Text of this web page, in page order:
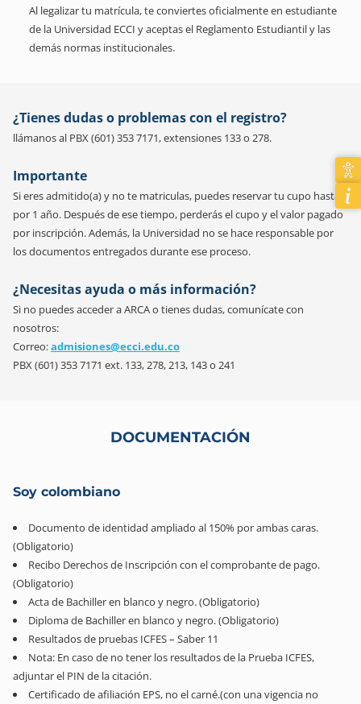
Al legalizar tu matrícula, te conviertes oficialmente en estudiante
de la Universidad ECCI y aceptas el Reglamento Estudiantil y las
demás normas institucionales.
¿Tienes dudas o problemas con el registro?
llámanos al PBX (601) 353 7171, extensiones 133 o 278.
Importante
Si eres admitido(a) y no te matriculas, puedes reservar tu cupo hasta
por 1 año. Después de ese tiempo, perderás el cupo y el valor pagado
por inscripción. Además, la Universidad no se hace responsable por
los documentos entregados durante ese proceso.
¿Necesitas ayuda o más información?
Si no puedes acceder a ARCA o tienes dudas, comunícate con
nosotros:
Correo:admisiones@ecci.edu.co
PBX (601) 353 7171 ext. 133, 278, 213, 143 o 241
DOCUMENTACIÓN
Soy colombiano
Documento de identidad ampliado al 150% por ambas caras.
(Obligatorio)
Recibo Derechos de Inscripción con el comprobante de pago.
(Obligatorio)
Acta de Bachiller en blanco y negro. (Obligatorio)
Diploma de Bachiller en blanco y negro. (Obligatorio)
Resultados de pruebas ICFES – Saber 11
Nota: En caso de no tener los resultados de la Prueba ICFES,
adjuntar el PIN de la citación.
Certificado de afiliación EPS, no el carné.(con una vigencia no